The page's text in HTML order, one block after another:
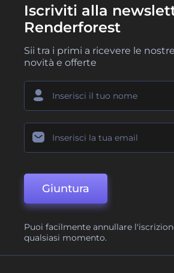
Iscriviti alla
Renderforest
Sii tra i primi a ricevere le
novità e offerte
Giuntura
Puoi facilmente annullare
qualsiasi momento.